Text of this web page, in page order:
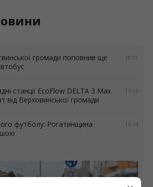
18:11
громади поповнив ще
17:16
станції EcoFlow DELTA 3 Max
від Верховинської громади
16:14
футболу: Рогатинщина